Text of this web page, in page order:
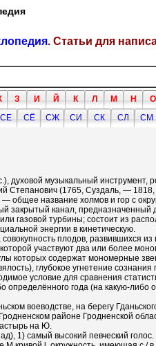
. Статьи для
З И Й К Л М Н О
СЕ СЁ СЖ СИ СК СЛ СМ
духовой музыкальный
Степанович (1765, Суздаль, — 1818,
— общее название холмов и гор с
закрытый канал, предназначенный
газовой турбины; состоит из
энергии в кинетическую.
плодов, развившихся
участвуют два или более
которых содержат мономерные
глубокое угнетение
условие для сравнения
определённого года (на какую-
воеводстве, на берегу
районе Гродненской
на Ю.
1) самый высокий певческий голос.